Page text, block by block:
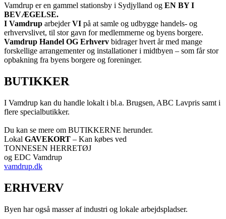
Vamdrup er en gammel stationsby i Sydjylland og EN BY I
BEVÆGELSE.
I Vamdrup arbejderVI på at samle og udbygge handels- og
erhvervslivet, til stor gavn for medlemmerne og byens borgere.
Vamdrup Handel OG Erhverv bidrager hvert år med mange
forskellige arrangementer og installationer i midtbyen – som får stor
opbakning fra byens borgere og foreninger.
BUTIKKER
I Vamdrup kan du handle lokalt i bl.a. Brugsen, ABC Lavpris samt i
flere specialbutikker.
Du kan se mere om BUTIKKERNE herunder.
Lokal GAVEKORT – Kan købes ved
TONNESEN HERRETØJ
og EDC Vamdrup
vamdrup.dk
ERHVERV
Byen har også masser af industri og lokale arbejdspladser.